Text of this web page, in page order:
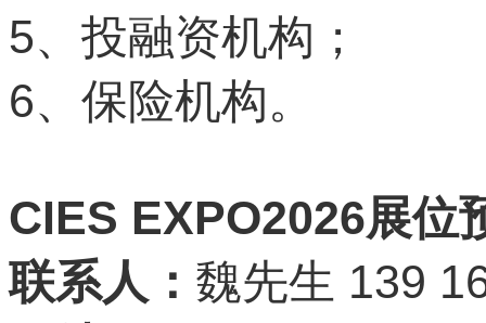
5、投融资机构；
6、保险机构。
CIES EXPO2026展位
联系人： 魏先生 139